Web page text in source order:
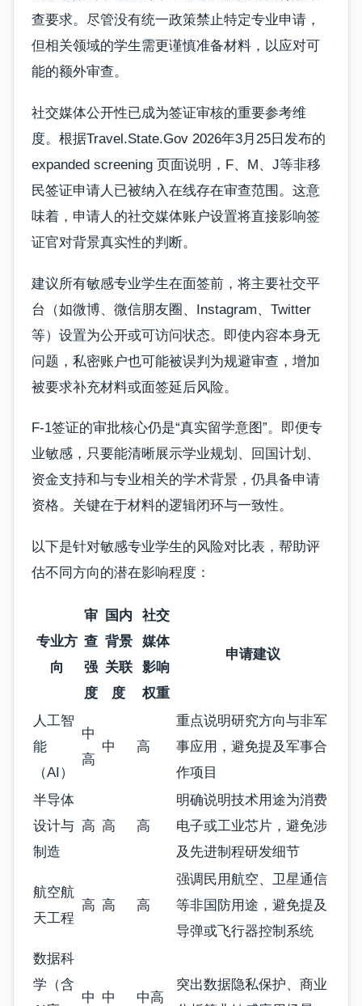
查要求。尽管没有统一政策禁止特定专业申请，
但相关领域的学生需更谨慎准备材料，以应对可
能的额外审查。
社交媒体公开性已成为签证审核的重要参考维
度。根据Travel.State.Gov 2026年3月25日发布的
expanded screening 页面说明，F、M、J等非移
民签证申请人已被纳入在线存在审查范围。这意
味着，申请人的社交媒体账户设置将直接影响签
证官对背景真实性的判断。
建议所有敏感专业学生在面签前，将主要社交平
台（如微博、微信朋友圈、Instagram、Twitter
等）设置为公开或可访问状态。即使内容本身无
问题，私密账户也可能被误判为规避审查，增加
被要求补充材料或面签延后风险。
F-1签证的审批核心仍是“真实留学意图”。即便专
业敏感，只要能清晰展示学业规划、回国计划、
资金支持和与专业相关的学术背景，仍具备申请
资格。关键在于材料的逻辑闭环与一致性。
以下是针对敏感专业学生的风险对比表，帮助评
估不同方向的潜在影响程度：
专业方
向
审
查
强
度
国内
背景
关联
度
社交
媒体
影响
权重
申请建议
人工智
能
（AI）
中
高
中 高
重点说明研究方向与非军
事应用，避免提及军事合
作项目
半导体
设计与
制造
高 高 高
明确说明技术用途为消费
电子或工业芯片，避免涉
及先进制程研发细节
航空航
天工程
高 高 高
强调民用航空、卫星通信
等非国防用途，避免提及
导弹或飞行器控制系统
数据科
学（含
中 中 中高
突出数据隐私保护、商业